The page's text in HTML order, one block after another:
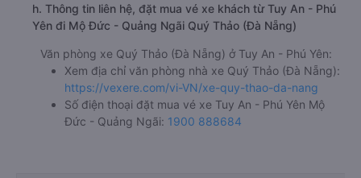
f. Giá vé giá xe khách đi Mộ Đức - Quảng Ngãi từ Tuy An -
Phú Yên Quý Thảo (Đà Nẵng)
giường nằm đôi 400000đ/vé
limousine 400000đ/vé
g. Review, đánh giá chất lượng xe Quý Thảo (Đà Nẵng)